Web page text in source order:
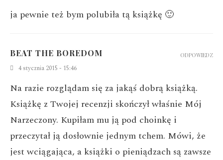
ja pewnie też bym polubiła tą książkę 🙂
BEAT THE BOREDOM
4 stycznia 2015 - 15:46
Na razie rozglądam się za jakąś dobrą książką.
Książkę z Twojej recenzji skończył właśnie Mój
Narzeczony. Kupiłam mu ją pod choinkę i
przeczytał ją dosłownie jednym tchem. Mówi, że
jest wciągająca, a książki o pieniądzach są zawsze
ODPOWIEDZ